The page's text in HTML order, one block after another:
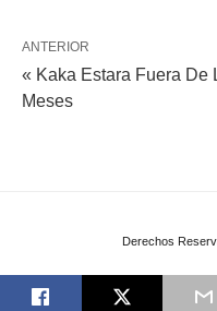
ANTERIOR
« Kaka Estara Fuera De
Meses
Derechos